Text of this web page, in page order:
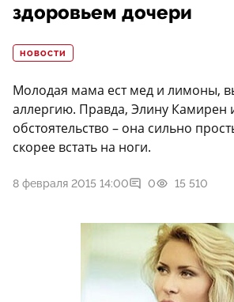
здоровьем дочери
НОВОСТИ
Молодая мама ест мед и лимоны,
аллергию. Правда, Элину Камирен
обстоятельство – она сильно
скорее встать на ноги.
8 февраля 2015 14:00 0 15 510